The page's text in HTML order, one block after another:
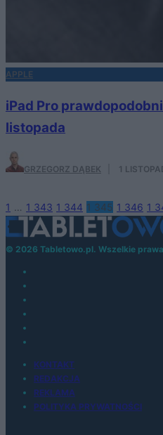
APPLE
iPad Pro
listopada
GRZEGORZ DĄBEK 1
1 … 1 343 1 344 1 345 1 346 1
© 2026 Tabletowo.pl. Wszelkie
KONTAKT
REDAKCJA
REKLAMA
POLITYKA PRYWATNOŚCI